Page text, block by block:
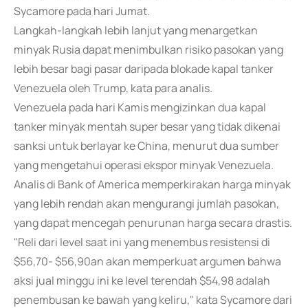
Sycamore pada hari Jumat.
Langkah-langkah lebih lanjut yang menargetkan
minyak Rusia dapat menimbulkan risiko pasokan yang
lebih besar bagi pasar daripada blokade kapal tanker
Venezuela oleh Trump, kata para analis.
Venezuela pada hari Kamis mengizinkan dua kapal
tanker minyak mentah super besar yang tidak dikenai
sanksi untuk berlayar ke China, menurut dua sumber
yang mengetahui operasi ekspor minyak Venezuela.
Analis di Bank of America memperkirakan harga minyak
yang lebih rendah akan mengurangi jumlah pasokan,
yang dapat mencegah penurunan harga secara drastis.
"Reli dari level saat ini yang menembus resistensi di
$56,70- $56,90an akan memperkuat argumen bahwa
aksi jual minggu ini ke level terendah $54,98 adalah
penembusan ke bawah yang keliru," kata Sycamore dari